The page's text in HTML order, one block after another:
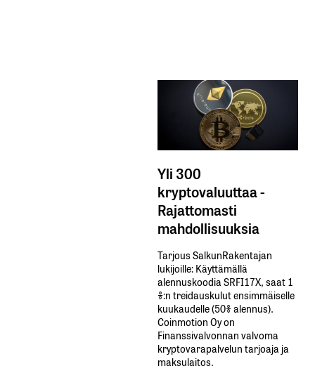
Yli 300
kryptovaluuttaa -
Rajattomasti
mahdollisuuksia
Tarjous SalkunRakentajan
lukijoille: Käyttämällä​ ​
alennuskoodia​ ​SRFI17X,​ ​saat​ ​1
%:n treidauskulut​ ​ensimmäiselle​ ​
kuukaudelle​ ​(50%​ ​alennus).
Coinmotion Oy on
Finanssivalvonnan valvoma
kryptovarapalvelun tarjoaja ja
maksulaitos.